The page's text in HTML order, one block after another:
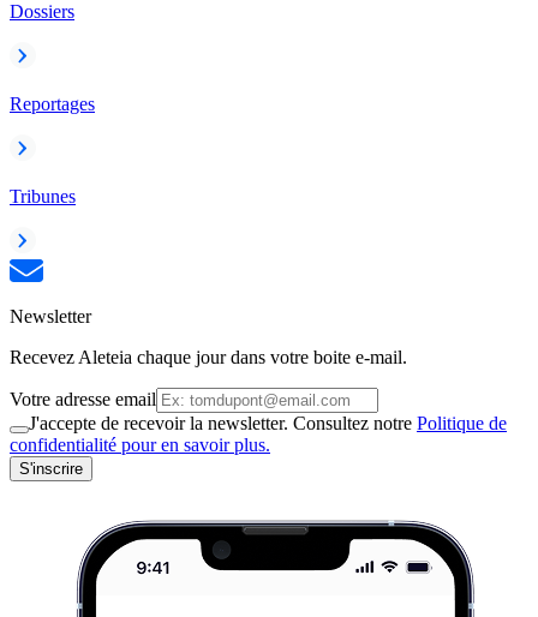
Dossiers
Reportages
Tribunes
Newsletter
Recevez Aleteia chaque jour dans votre boite e-mail.
Votre adresse email
J'accepte de recevoir la newsletter. Consultez notre Politique de
confidentialité pour en savoir plus.
S'inscrire